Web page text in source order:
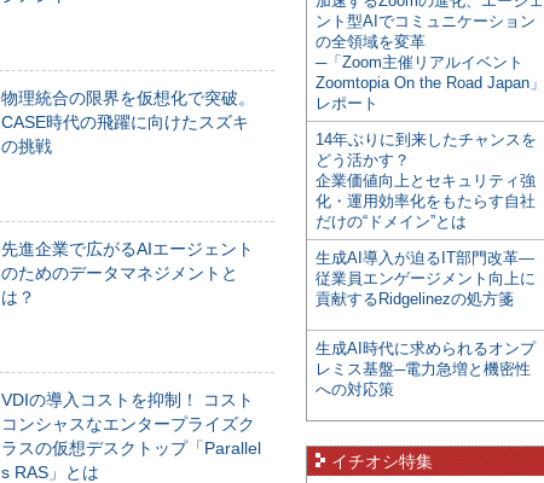
物理統合の限界を仮想化で突破。
CASE時代の飛躍に向けたスズキ
の挑戦
先進企業で広がるAIエージェント
のためのデータマネジメントと
は？
VDIの導入コストを抑制！ コスト
コンシャスなエンタープライズク
ラスの仮想デスクトップ「Parallel
s RAS」とは
ント型AIでコミュニケーション
の全領域を変革
─「Zoom主催リアルイベント
Zoomtopia On the Road Japan」
レポート
14年ぶりに到来したチャンスを
どう活かす？
企業価値向上とセキュリティ強
化・運用効率化をもたらす自社
だけの“ドメイン”とは
生成AI導入が迫るIT部門改革―
従業員エンゲージメント向上に
貢献するRidgelinezの処方箋
生成AI時代に求められるオンプ
レミス基盤─電力急増と機密性
への対応策
イチオシ特集